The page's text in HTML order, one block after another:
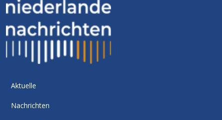
Aktuelle
Nachrichten